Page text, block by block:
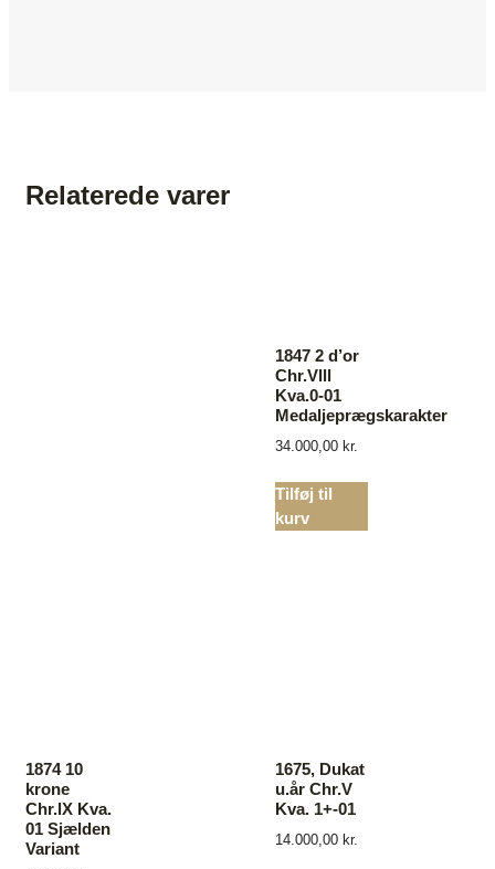
Relaterede varer
1847 2 d’or
Chr.Vlll
Kva.0-01
Medaljeprægskarakter
34.000,00 kr.
Tilføj til
kurv
1874 10
krone
Chr.lX Kva.
01 Sjælden
Variant
1675, Dukat
u.år Chr.V
Kva. 1+-01
14.000,00 kr.